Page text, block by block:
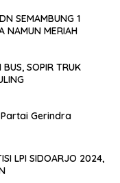
SEMAMBUNG 1
NAMUN MERIAH
SOPIR TRUK
Gerindra
LPI SIDOARJO 2024,